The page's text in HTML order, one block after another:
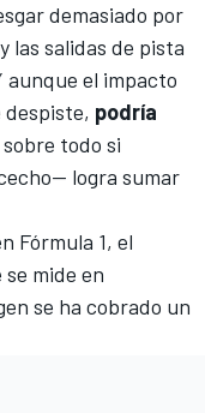
demasiado por
las salidas de pista
el impacto
podría
sobre todo si
logra sumar
Fórmula 1, el
mide en
se ha cobrado un